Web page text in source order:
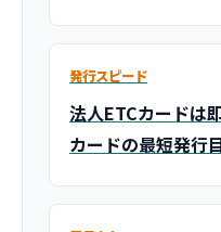
発行スピード
法人ETCカードは
カードの最短発行